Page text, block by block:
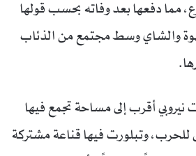
مما دفعها بعد وفاته بحسب قولها
والشاي وسط مجتمع من الذئاب
نيروبي أقرب إلى مساحة تجمع فيها
وتبلورت فيها قناعة مشتركة